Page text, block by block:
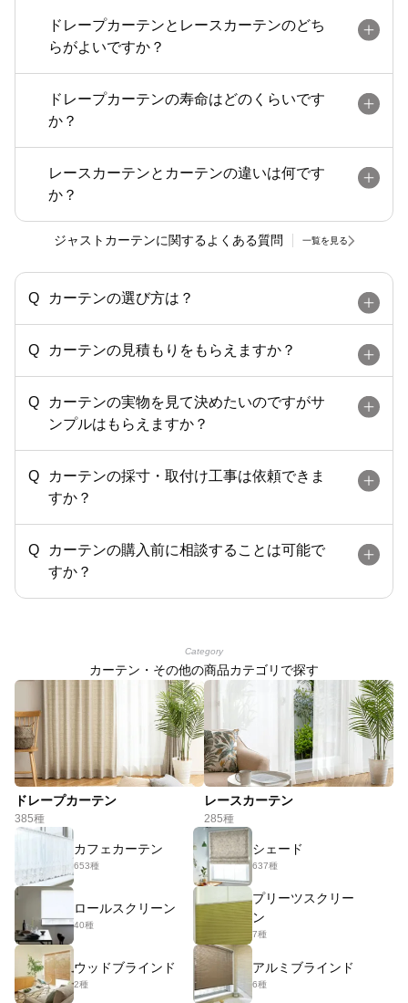
ドレープカーテンとレースカーテンのどち
らがよいですか？
ドレープカーテンの寿命はどのくらいです
か？
レースカーテンとカーテンの違いは何です
か？
ジャストカーテンに関するよくある質問 一覧を見る
カーテンの選び方は？
カーテンの見積もりをもらえますか？
カーテンの実物を見て決めたいのですがサ
ンプルはもらえますか？
カーテンの採寸・取付け工事は依頼できま
すか？
カーテンの購入前に相談することは可能で
すか？
Category
カーテン・その他の商品カテゴリで探す
ドレープカーテン
385種
レースカーテン
285種
カフェカーテン
653種
シェード
637種
ロールスクリーン
40種
プリーツスクリー
ン
7種
ウッドブラインド
2種
アルミブラインド
6種